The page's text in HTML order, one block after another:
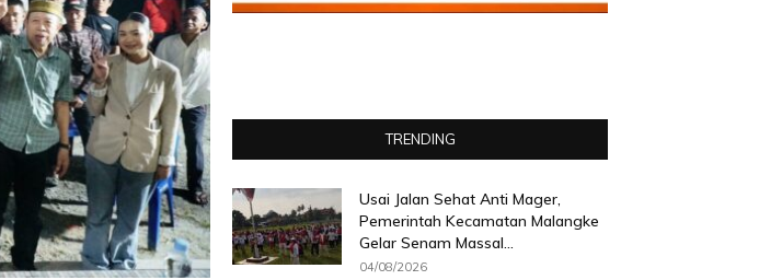
TRENDING
Usai Jalan Sehat Anti Mager,
Pemerintah Kecamatan Malangke
Gelar Senam Massal...
04/08/2026